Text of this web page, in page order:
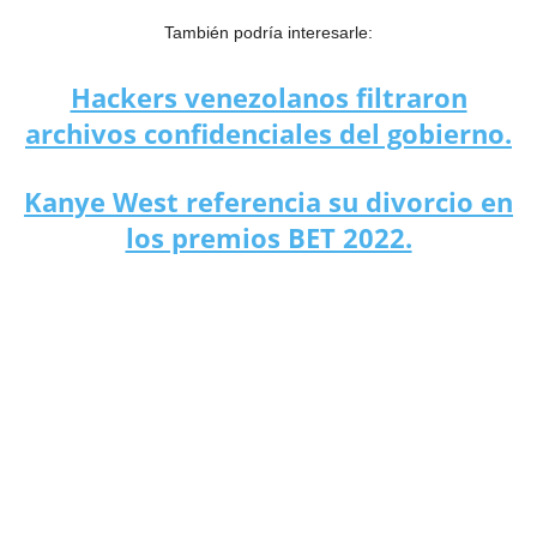
También podría interesarle:
Hackers venezolanos filtraron
archivos confidenciales del gobierno.
Kanye West referencia su divorcio en
los premios BET 2022.